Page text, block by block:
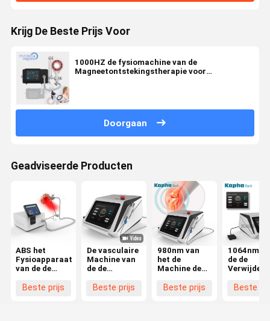
Krijg De Beste Prijs Voor
1000HZ de fysiomachine van de
Magneetontstekingstherapie voor
Doorgaan
Geadviseerde Producten
ABS het
Fysioapparaat
van de de
Achtermassager
Beste prijs
De vasculaire
Machine van
de de
van de
Beste prijs
980nm van
het de
Machine de
Bloedvat van
Beste prijs
1064nm
de de
spinader
Beste